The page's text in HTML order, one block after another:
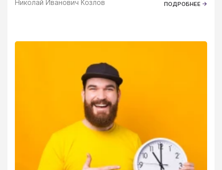
Николай Иванович Козлов ПОДРОБНЕЕ